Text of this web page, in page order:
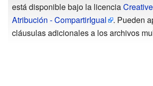
está disponible bajo la licencia
Atribución - CompartirIgual
. Pueden
cláusulas adicionales a los archivos